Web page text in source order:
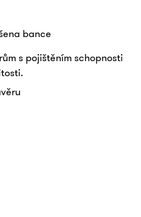
bance
s pojištěním schopnosti